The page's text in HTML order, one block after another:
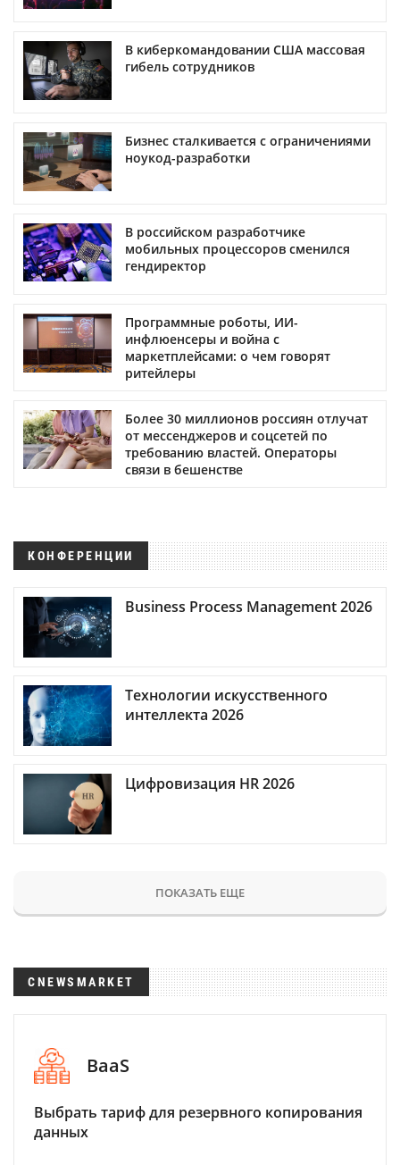
В киберкомандовании США массовая
гибель сотрудников
Бизнес сталкивается с ограничениями
ноукод-разработки
В российском разработчике
мобильных процессоров сменился
гендиректор
Программные роботы, ИИ-
инфлюенсеры и война с
маркетплейсами: о чем говорят
ритейлеры
Более 30 миллионов россиян отлучат
от мессенджеров и соцсетей по
требованию властей. Операторы
связи в бешенстве
КОНФЕРЕНЦИИ
Business Process Management 2026
Технологии искусственного
интеллекта 2026
Цифровизация HR 2026
ПОКАЗАТЬ ЕЩЕ
CNEWSMARKET
BaaS
Выбрать тариф для резервного копирования
данных